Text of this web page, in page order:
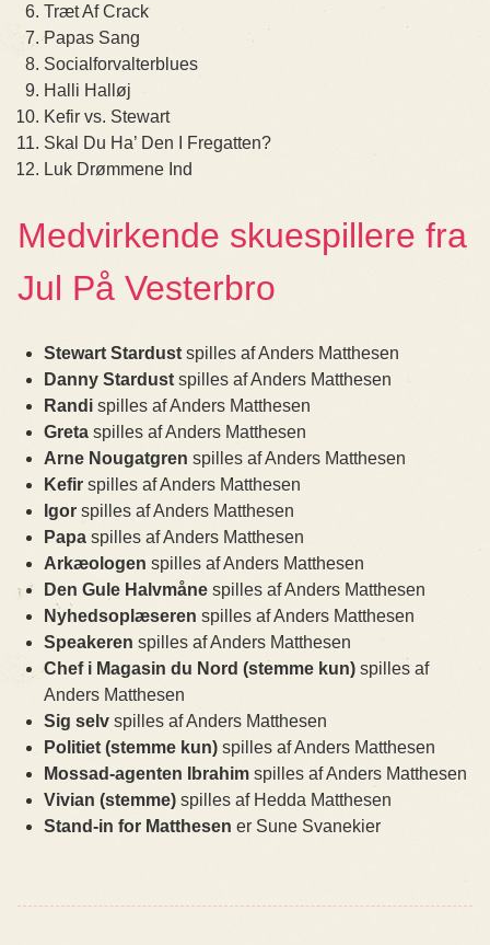
Træt Af Crack
Papas Sang
Socialforvalterblues
Halli Halløj
Kefir vs. Stewart
Skal Du Ha’ Den I Fregatten?
Luk Drømmene Ind
Medvirkende skuespillere fra
Jul På Vesterbro
Stewart Stardust spilles af Anders Matthesen
Danny Stardust spilles af Anders Matthesen
Randi spilles af Anders Matthesen
Greta spilles af Anders Matthesen
Arne Nougatgren spilles af Anders Matthesen
Kefir spilles af Anders Matthesen
Igor spilles af Anders Matthesen
Papa spilles af Anders Matthesen
Arkæologen spilles af Anders Matthesen
Den Gule Halvmåne spilles af Anders Matthesen
Nyhedsoplæseren spilles af Anders Matthesen
Speakeren spilles af Anders Matthesen
Chef i Magasin du Nord (stemme kun) spilles af
Anders Matthesen
Sig selv spilles af Anders Matthesen
Politiet (stemme kun) spilles af Anders Matthesen
Mossad-agenten Ibrahim spilles af Anders Matthesen
Vivian (stemme) spilles af Hedda Matthesen
Stand-in for Matthesen er Sune Svanekier